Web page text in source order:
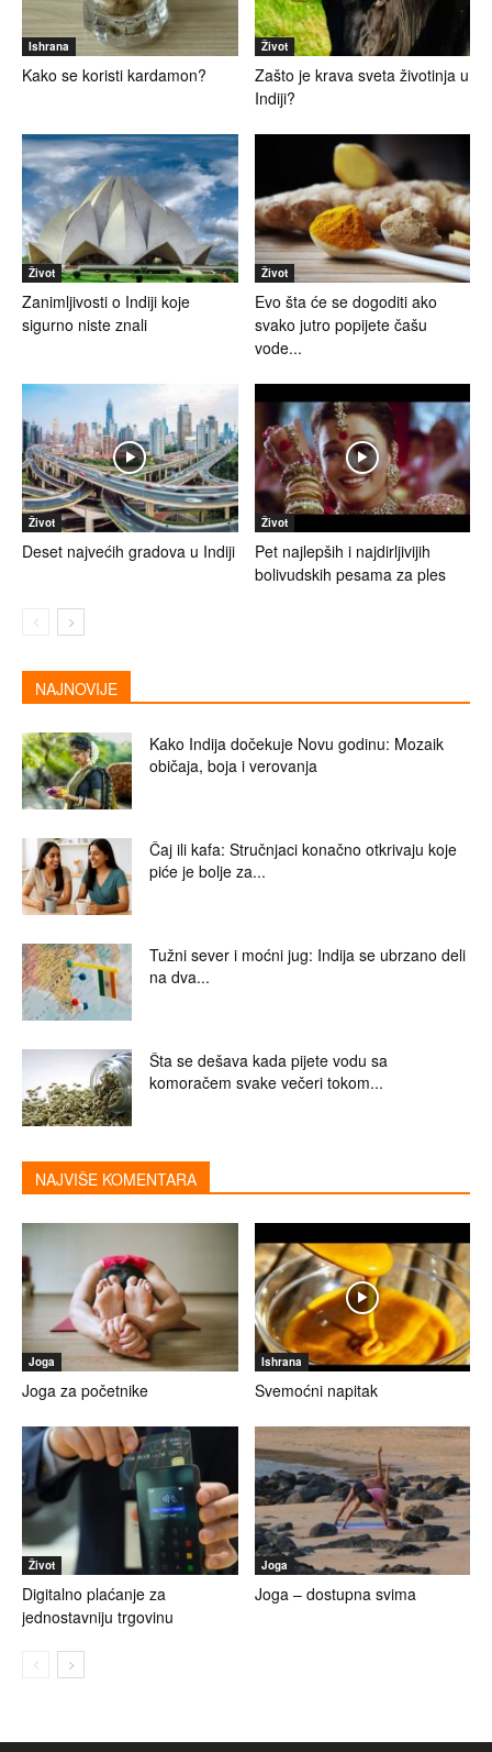
Ishrana
Kako se koristi kardamon?
Život
Zašto je krava sveta životinja u
Indiji?
Život
Zanimljivosti o Indiji koje
sigurno niste znali
Život
Evo šta će se dogoditi ako
svako jutro popijete čašu
vode...
Život
Deset najvećih gradova u Indiji
Život
Pet najlepših i najdirljivijih
bolivudskih pesama za ples
NAJNOVIJE
Kako Indija dočekuje Novu godinu: Mozaik
običaja, boja i verovanja
Čaj ili kafa: Stručnjaci konačno otkrivaju koje
piće je bolje za...
Tužni sever i moćni jug: Indija se ubrzano deli
na dva...
Šta se dešava kada pijete vodu sa
komoračem svake večeri tokom...
NAJVIŠE KOMENTARA
Joga
Joga za početnike
Ishrana
Svemoćni napitak
Život
Digitalno plaćanje za
jednostavniju trgovinu
Joga
Joga – dostupna svima